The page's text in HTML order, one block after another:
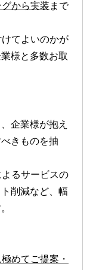
から実装 まで
てよいのかが
様と多数お取
企業様が抱え
きものを抽
るサービスの
削減など、幅
めてご提案・